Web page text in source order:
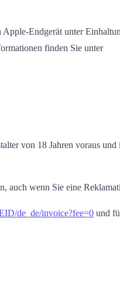
Apple-Endgerät unter
finden Sie unter
von 18 Jahren voraus
auch wenn Sie eine
de_de/invoice?fee=0 und